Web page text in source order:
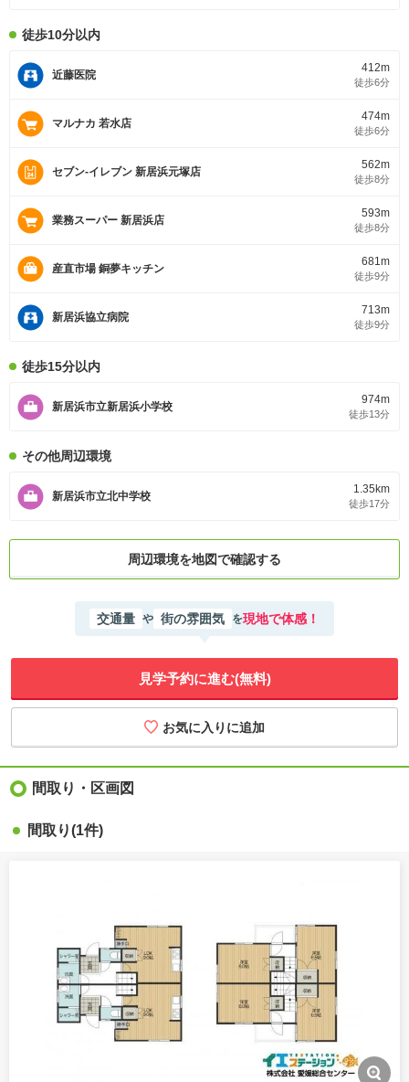
徒歩10分以内
近藤医院
412m
徒歩6分
マルナカ 若水店
474m
徒歩6分
セブン-イレブン 新居浜元塚店
562m
徒歩8分
業務スーパー 新居浜店
593m
徒歩8分
産直市場 銅夢キッチン
681m
徒歩9分
新居浜協立病院
713m
徒歩9分
徒歩15分以内
新居浜市立新居浜小学校
974m
徒歩13分
その他周辺環境
新居浜市立北中学校
1.35km
徒歩17分
周辺環境を地図で確認する
交通量 や 街の雰囲気 を現地で体感！
見学予約に進む(無料)
間取り・区画図
間取り(1件)